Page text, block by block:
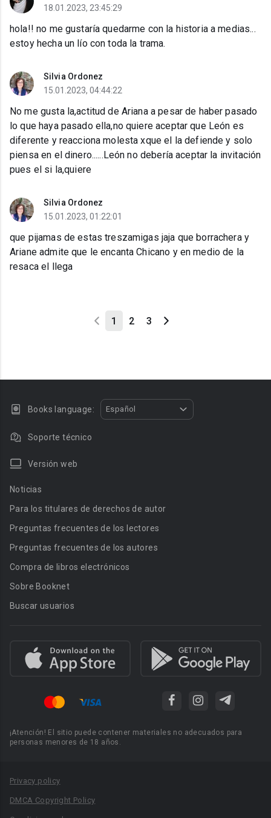
18.01.2023, 23:45:29
hola!! no me gustaría quedarme con la historia a medias...
estoy hecha un lío con toda la trama.
Silvia Ordonez
15.01.2023, 04:44:22
No me gusta la,actitud de Ariana a pesar de haber pasado
lo que haya pasado ella,no quiere aceptar que León es
diferente y reacciona molesta xque el la defiende y solo
piensa en el dinero......León no debería aceptar la invitación
pues el si la,quiere
Silvia Ordonez
15.01.2023, 01:22:01
que pijamas de estas treszamigas jaja que borrachera y
Ariane admite que le encanta Chicano y en medio de la
resaca el llega
1 2 3
Books language: Español
Soporte técnico
Versión web
Noticias
Para los titulares de derechos de autor
Preguntas frecuentes de los lectores
Preguntas frecuentes de los autores
Compra de libros electrónicos
Sobre Booknet
Buscar usuarios
¡Atención! El sitio puede contener materiales no adecuados para
personas menores de 18 años.
Privacy policy
DMCA Copyright Policy